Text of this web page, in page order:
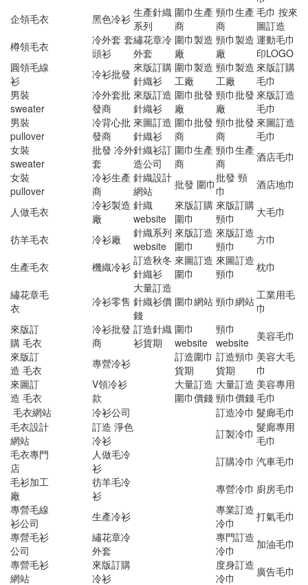
企領毛衣
黑色冷衫 生產針織
系列
圍巾生產
商
頸巾生產
商
毛巾 按來
圖訂造
樽領毛衣
冷外套 套
頭衫
繡花章冷
外套
圍巾製造
廠
頸巾製造
廠
運動毛巾
印LOGO
圓領毛線
衫
冷衫批發 來版訂購
針織衫
圍巾製造
工廠
頸巾製造
工廠
來版訂購
毛巾
男裝
sweater
冷外套批
發商
來版訂造
針織衫
圍巾批發
廠
頸巾批發
廠
來版訂造
毛巾
男裝
pullover
冷背心批
發商
來圖訂造
針織衫
圍巾批發
商
頸巾批發
商
來圖訂造
毛巾
女裝
sweater
批發 冷外
套
針織衫訂
造公司
圍巾生產
商
頸巾生產
商
酒店毛巾
女裝
pullover
冷衫生產
商
針織設計
網站
批發 圍巾批發 頸
巾
酒店地巾
人做毛衣
冷衫製造
廠
針織
website
來版訂購
圍巾
來版訂購
頸巾
大毛巾
彷羊毛衣
冷衫廠
針織系列
website
來版訂造
圍巾
來版訂造
頸巾
方巾
生產毛衣
機織冷衫 訂造秋冬
針織衫
來圖訂造
圍巾
來圖訂造
頸巾
枕巾
繡花章毛
衣
冷衫零售
大量訂造
針織衫價
錢
圍巾網站 頸巾網站工業用毛
巾
來版訂
購 毛衣
冷衫批發
商
訂造針織
衫貨期
圍巾
website
頸巾
website 美容毛巾
來版訂
造 毛衣
專營冷衫
訂造圍巾
貨期
訂造頸巾
貨期
美容大毛
巾
來圖訂
造 毛衣
V領冷衫
款
大量訂造
圍巾價錢
大量訂造
頸巾價錢
美容專用
毛巾
毛衣網站
冷衫公司 訂造冷巾 髮廊毛巾
毛衣設計
網站
訂造 淨色
冷衫
訂製冷巾 髮廊專用
毛巾
毛衣專門
店
人做毛冷
衫
訂購冷巾 汽車毛巾
毛衫加工
廠
彷羊毛冷
衫
專營冷巾 廚房毛巾
專營毛線
衫公司
生產冷衫
專業訂造
冷巾
打氣毛巾
專營毛衫
公司
繡花章冷
外套
專門訂造
冷巾
加油毛巾
專營毛衫
網站
來版訂購
冷衫
度身訂造
冷巾
廣告毛巾